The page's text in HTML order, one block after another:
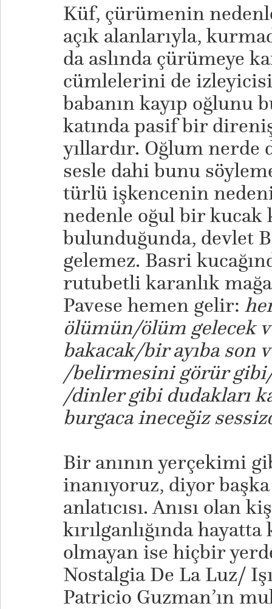
Küf, çürümenin
açık alanlarıyla,
da aslında çürümeye
cümlelerini de
babanın kayıp oğlunu
katında pasif bir
yıllardır. Oğlum nerde
sesle dahi bunu
türlü işkencenin
nedenle oğul bir kucak
bulunduğunda, devlet
gelemez. Basri
rutubetli karanlık
Pavese hemen gelir:
ölümün/ölüm gelecek
bakacak/bir ayıba son
/belirmesini görür
/dinler gibi dudakları
burgaca ineceğiz
Bir anının yerçekimi
inanıyoruz, diyor
anlatıcısı. Anısı olan
kırılganlığında
olmayan ise hiçbir
Nostalgia De La Luz/
Patricio Guzman’ın